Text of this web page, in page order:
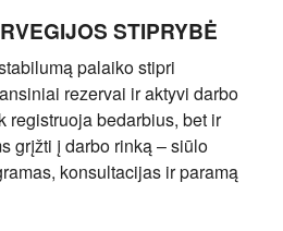
STIPRYBĖ
palaiko stipri
rezervai ir aktyvi darbo
registruoja bedarbius, bet ir
grįžti į darbo rinką – siūlo
konsultacijas ir paramą